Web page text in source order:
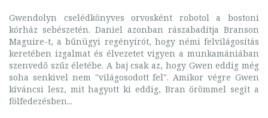
Gwendolyn cselédkönyves orvosként robotol a bostoni
kórház sebészetén. Daniel azonban rászabadítja Branson
Maguire-t, a bűnügyi regényírót, hogy némi felvilágosítás
keretében izgalmat és élvezetet vigyen a munkamániában
szenvedő szűz életébe. A baj csak az, hogy Gwen eddig még
soha senkivel nem "világosodott fel". Amikor végre Gwen
kíváncsi lesz, mit hagyott ki eddig, Bran örömmel segít a
fölfedezésben...